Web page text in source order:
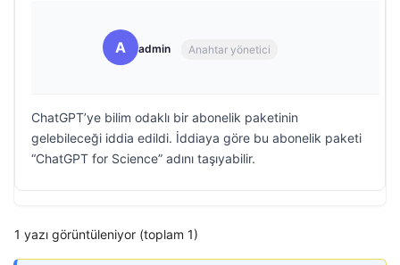
A admin Anahtar yönetici
ChatGPT’ye bilim odaklı bir abonelik paketinin
gelebileceği iddia edildi. İddiaya göre bu abonelik paketi
“ChatGPT for Science” adını taşıyabilir.
1 yazı görüntüleniyor (toplam 1)